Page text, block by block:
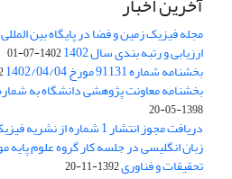
مجله فیزیک زمین و فضا در پایگاه بین المللی DOAJ نمایه شد.
ارزیابی و رتبه بندی سال 1402 1402-07-01
بخشنامه شماره 91131 مورخ 1402/04/04
بخشنامه معاونت پژوهشی دانشگاه به شماره 140/130382 مورخ 98/
1398-05-20
دریافت مجوز انتشار 1
تحقیقات و فناوری1392-11-20